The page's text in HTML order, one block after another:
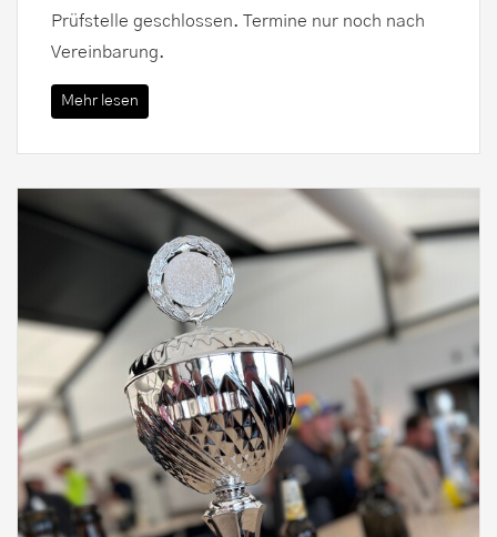
Prüfstelle geschlossen. Termine nur noch nach
Vereinbarung.
Mehr lesen